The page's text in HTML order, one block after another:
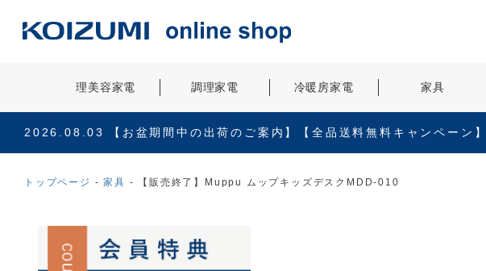
理美容家電 調理家電 冷暖房家電 家具
2026.08.03 【お盆期間中の出荷のご案内】【全品送料無料キャンペーン】
トップページ 家具 【販売終了】Muppu ムップキッズデスクMDD-010